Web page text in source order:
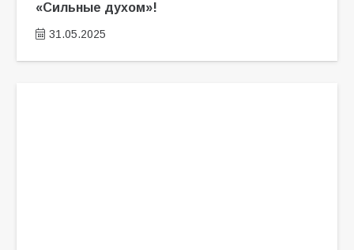
«Сильные духом»!
31.05.2025